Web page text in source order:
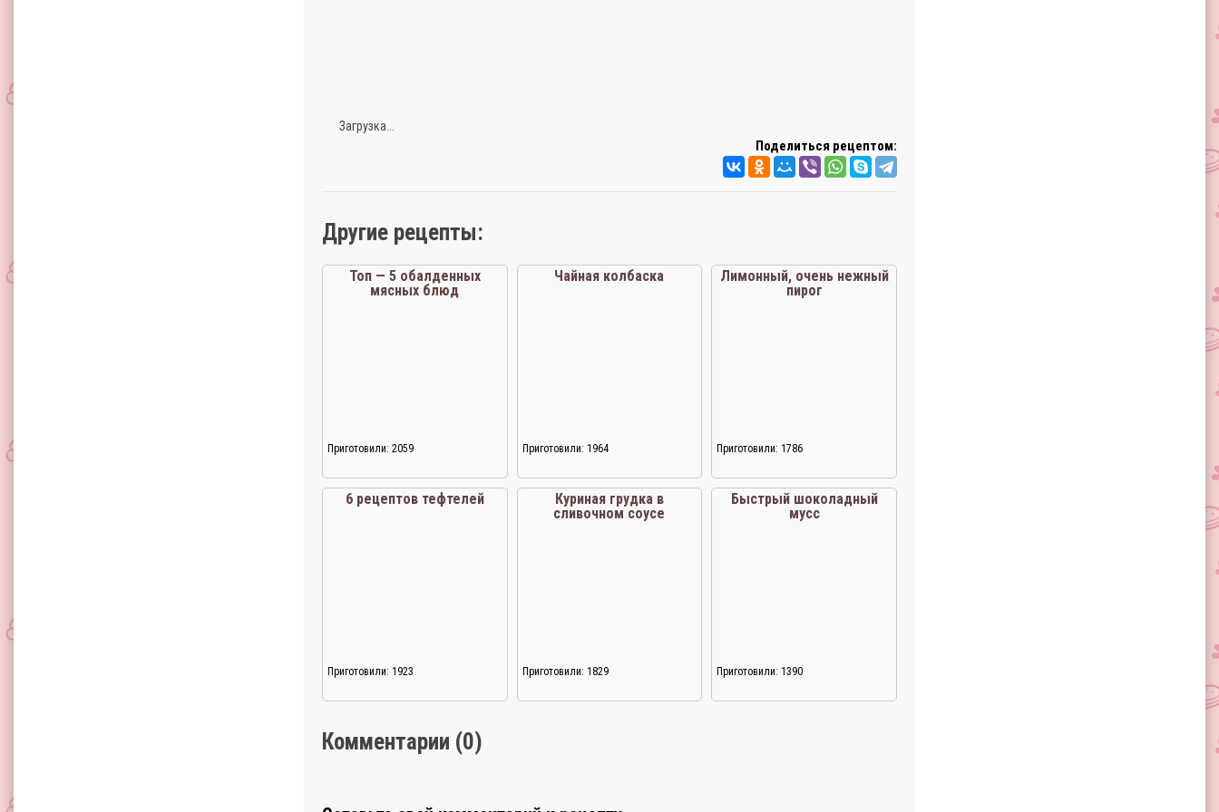
Загрузка...
Поделиться рецептом:
Другие рецепты:
Топ — 5 обалденных
мясных блюд
Приготовили: 2059
Чайная колбаска
Приготовили: 1964
Лимонный, очень нежный
пирог
Приготовили: 1786
6 рецептов тефтелей
Приготовили: 1923
Куриная грудка в
сливочном соусе
Приготовили: 1829
Быстрый шоколадный
мусс
Приготовили: 1390
Комментарии (0)